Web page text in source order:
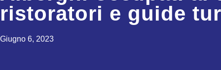
ristoratori e guide
Giugno 6, 2023